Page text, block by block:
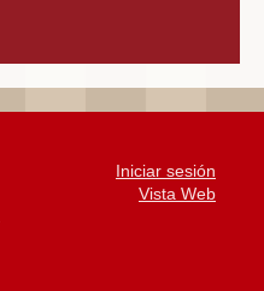
Iniciar sesión
Vista Web